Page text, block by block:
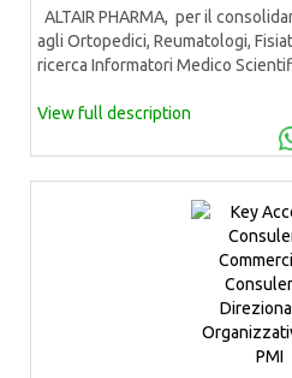
ALTAIR PHARMA, per il
agli Ortopedici, Reumatologi,
ricerca Informatori Medico
View full description